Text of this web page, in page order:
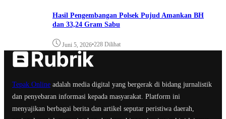
Hasil Pengembangan Polsek Pujud Amankan BH
dan 33,24 Gram Sabu
Juni 5, 2026•228 Dilihat
Tepak Online adalah media digital yang bergerak di bidang jurnalistik
dan penyebaran informasi kepada masyarakat. Platform ini
menyajikan berbagai berita dan artikel seputar peristiwa daerah,